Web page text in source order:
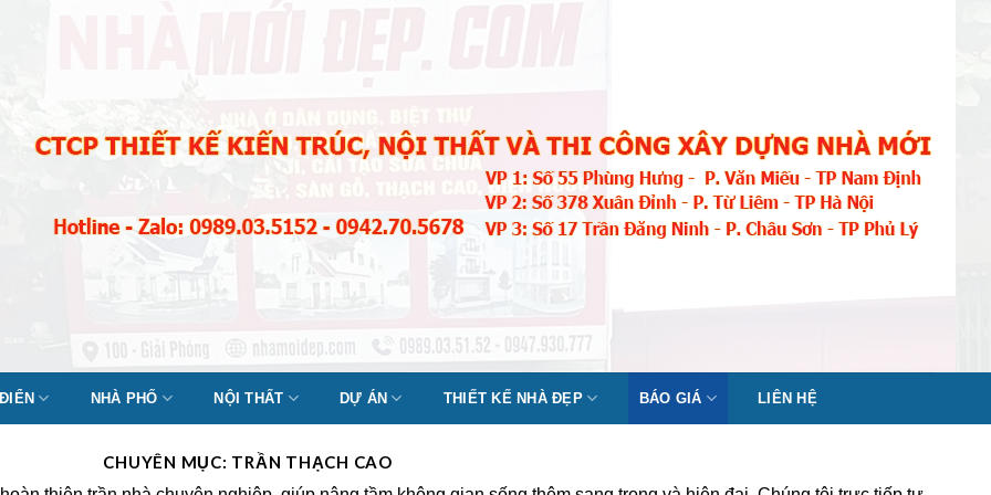
NHÀ PHỐ NỘI THẤT DỰ ÁN THIẾT KẾ NHÀ ĐẸP BÁO GIÁ LIÊN HỆ
CHUYÊN MỤC: TRẦN THẠCH CAO